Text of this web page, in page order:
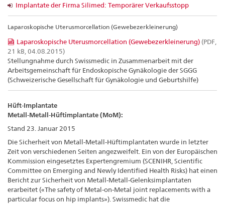
Implantate der Firma Silimed: Temporärer Verkaufsstopp
Laparoskopische Uterusmorcellation (Gewebezerkleinerung)
Laparoskopische Uterusmorcellation (Gewebezerkleinerung) (PDF,
21 kB, 04.08.2015)
Stellungnahme durch Swissmedic in Zusammenarbeit mit der
Arbeitsgemeinschaft für Endoskopische Gynäkologie der SGGG
(Schweizerische Gesellschaft für Gynäkologie und Geburtshilfe)
Hüft-Implantate
Metall-Metall-Hüftimplantate (MoM):
Stand 23. Januar 2015
Die Sicherheit von Metall-Metall-Hüftimplantaten wurde in letzter
Zeit von verschiedenen Seiten angezweifelt. Ein von der Europäischen
Kommission eingesetztes Expertengremium (SCENIHR, Scientific
Committee on Emerging and Newly Identified Health Risks) hat einen
Bericht zur Sicherheit von Metall-Metall-Gelenksimplantaten
erarbeitet («The safety of Metal-on-Metal joint replacements with a
particular focus on hip implants»). Swissmedic hat die